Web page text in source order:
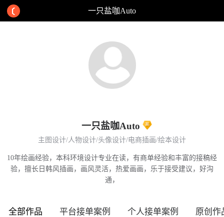
一只盐咖Auto
一只盐咖Auto
主图设计/人物设计/头像设计/电商插画/绘本设计
10年绘画经验，本科环境设计专业在读，有商单经验和丰富的接稿经
验，擅长日韩风插画，画风灵活，热爱画画，乐于接受建议，好沟
通，
全部作品 平台接单案例 个人接单案例 原创作